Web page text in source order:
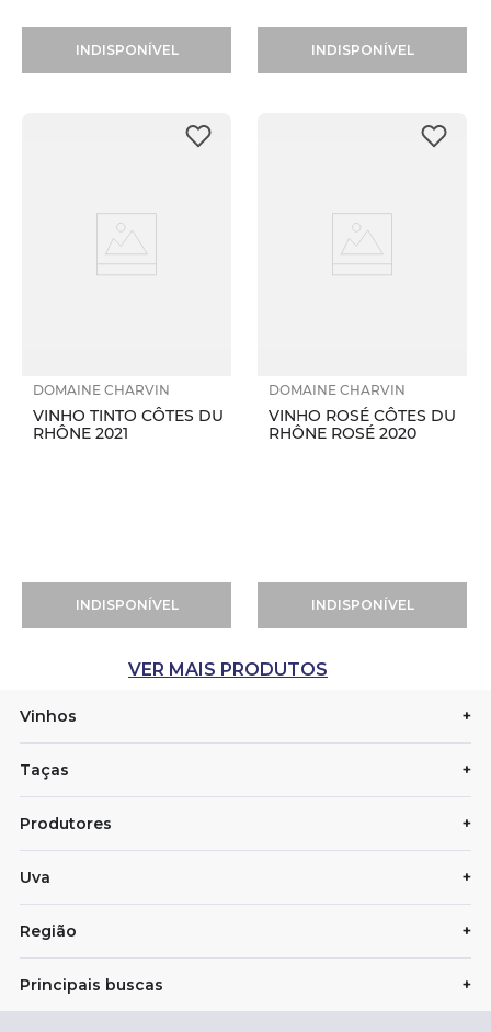
INDISPONÍVEL INDISPONÍVEL
DOMAINE CHARVIN
VINHO TINTO CÔTES DU
RHÔNE 2021
INDISPONÍVEL
DOMAINE CHARVIN
VINHO ROSÉ CÔTES DU
RHÔNE ROSÉ 2020
INDISPONÍVEL
Vinhos +
Taças +
Produtores +
Uva +
Região +
Principais buscas +